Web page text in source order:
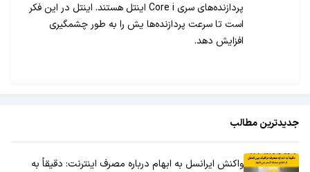
پردازنده‌های سری Core i اینتل هستند. اینتل در این فکر
است تا سرعت پردازنده‌ها یش را به طور چشمگیری
افزایش دهد.
جدیدترین مطالب
واکنش ایرانسل به ابهام درباره مصرف اینترنت: دقیقاً به